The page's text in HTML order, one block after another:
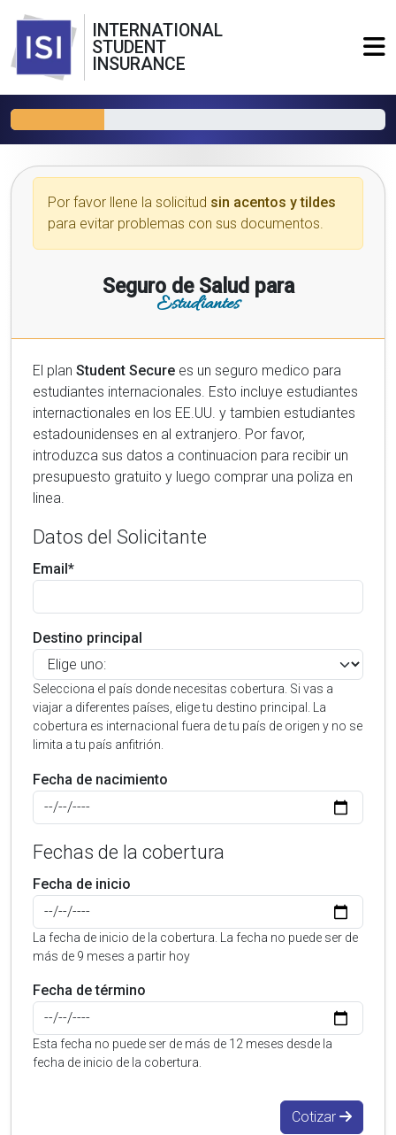
INTERNATIONAL
STUDENT
INSURANCE
Por favor llene la solicitud sin acentos y tildes
para evitar problemas con sus documentos.
Seguro de Salud para
Estudiantes
El plan Student Secure es un seguro medico para
estudiantes internacionales. Esto incluye estudiantes
internactionales en los EE.UU. y tambien estudiantes
estadounidenses en al extranjero. Por favor,
introduzca sus datos a continuacion para recibir un
presupuesto gratuito y luego comprar una poliza en
linea.
Datos del Solicitante
Email*
Destino principal
Selecciona el país donde necesitas cobertura. Si vas a
viajar a diferentes países, elige tu destino principal. La
cobertura es internacional fuera de tu país de origen y no se
limita a tu país anfitrión.
Fecha de nacimiento
Fechas de la cobertura
Fecha de inicio
La fecha de inicio de la cobertura. La fecha no puede ser de
más de 9 meses a partir hoy
Fecha de término
Esta fecha no puede ser de más de 12 meses desde la
fecha de inicio de la cobertura.
Cotizar